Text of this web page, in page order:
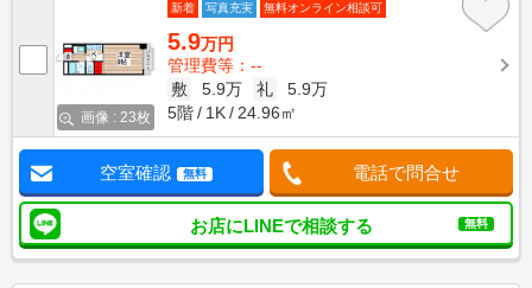
画像 : 23枚
新着 写真充実 無料オンライン相談可
5.9万円
管理費等：--
敷
5.9万 礼
5.9万
5階
1K 24.96㎡
空室確認 無料 電話で問合せ
お店にLINEで相談する 無料